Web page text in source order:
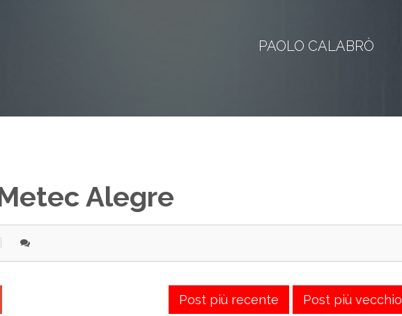
PAOLO CALABRÒ
Alegre
Post più recente Post più vecchio